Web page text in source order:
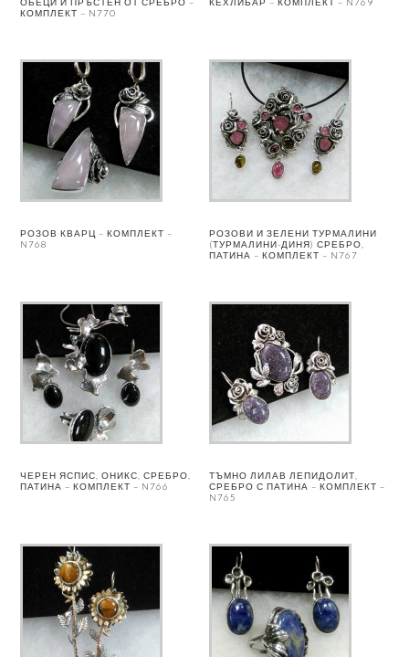
ОБЕЦИ И ПРЪСТЕН ОТ СРЕБРО –
КОМПЛЕКТ – N770
КЕХЛИБАР – КОМПЛЕКТ – N769
РОЗОВ КВАРЦ – КОМПЛЕКТ –
N768
РОЗОВИ И ЗЕЛЕНИ ТУРМАЛИНИ
(ТУРМАЛИНИ-ДИНЯ) СРЕБРО,
ПАТИНА – КОМПЛЕКТ – N767
ЧЕРЕН ЯСПИС, ОНИКС, СРЕБРО,
ПАТИНА – КОМПЛЕКТ – N766
ТЪМНО ЛИЛАВ ЛЕПИДОЛИТ,
СРЕБРО С ПАТИНА – КОМПЛЕКТ –
N765